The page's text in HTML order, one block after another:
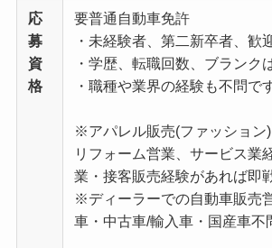
応
募
資
格
要普通自動車免許
・未経験者、第二新卒者、歓
・学歴、転職回数、ブランク
・職種や業界の経験も不問で
※アパレル販売(ファッション)
リフォーム営業、サービス業
業・接客販売経験があれば即
※ディーラーでの自動車販売
車・中古車/輸入車・国産車不